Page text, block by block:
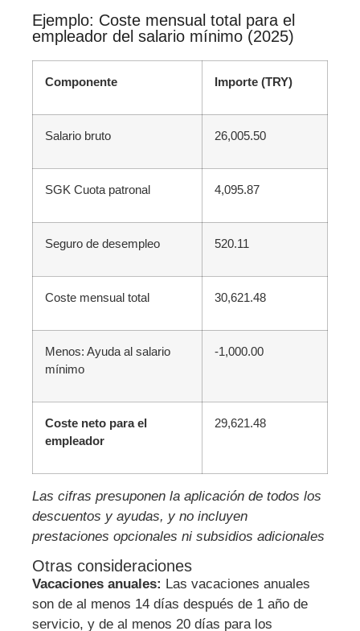
Ejemplo: Coste mensual total para el
empleador del salario mínimo (2025)
Componente Importe (TRY)
Salario bruto 26,005.50
SGK Cuota patronal 4,095.87
Seguro de desempleo 520.11
Coste mensual total 30,621.48
Menos: Ayuda al salario
mínimo
-1,000.00
Coste neto para el
empleador
29,621.48
Las cifras presuponen la aplicación de todos los
descuentos y ayudas, y no incluyen
prestaciones opcionales ni subsidios adicionales
Otras consideraciones
Vacaciones anuales: Las vacaciones anuales
son de al menos 14 días después de 1 año de
servicio, y de al menos 20 días para los